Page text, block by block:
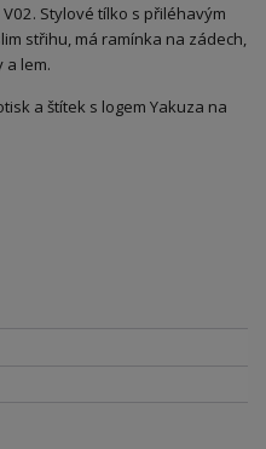
V02. Stylové tílko s přiléhavým
střihu, má ramínka na zádech,
a lem.
a štítek s logem Yakuza na